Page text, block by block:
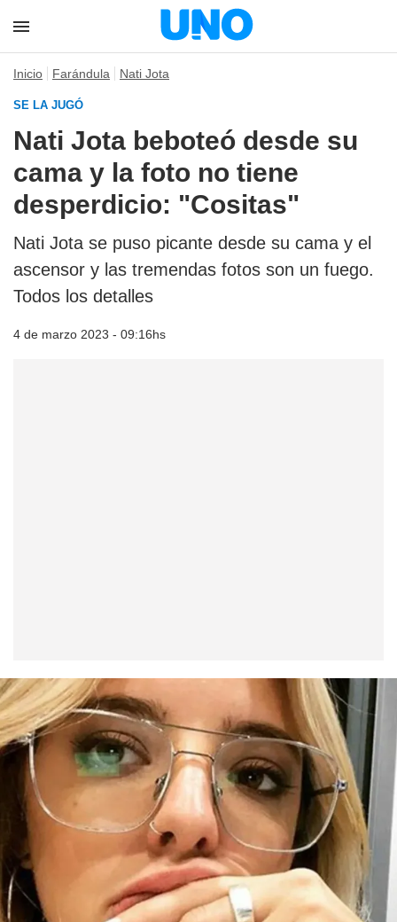
Inicio Farándula Nati Jota
SE LA JUGÓ
Nati Jota beboteó desde su
cama y la foto no tiene
desperdicio: "Cositas"
Nati Jota se puso picante desde su cama y el
ascensor y las tremendas fotos son un fuego.
Todos los detalles
4 de marzo 2023 - 09:16hs